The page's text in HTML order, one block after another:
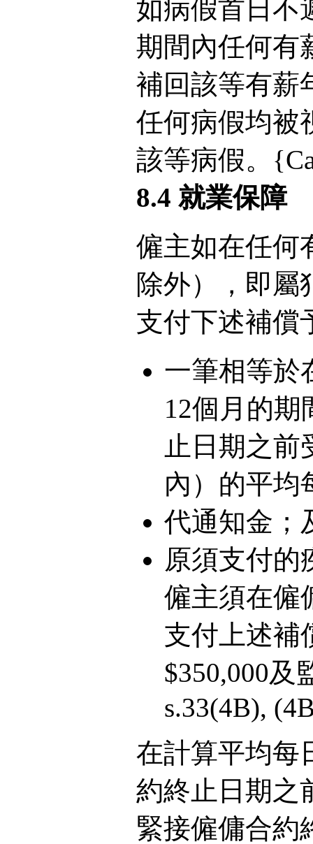
如病假首日不
期間內任何有
補回該等有薪
任何病假均被
該等病假。
8.4 就業保障
僱主如在任何
除外），即屬
支付下述補償
一筆相等於
12個月的
止日期之前
內）的平均
代通知金；
原須支付的
僱主須在僱
支付上述補
$350,000及
s.33(4B),
在計算平均每
約終止日期之
緊接僱傭合約